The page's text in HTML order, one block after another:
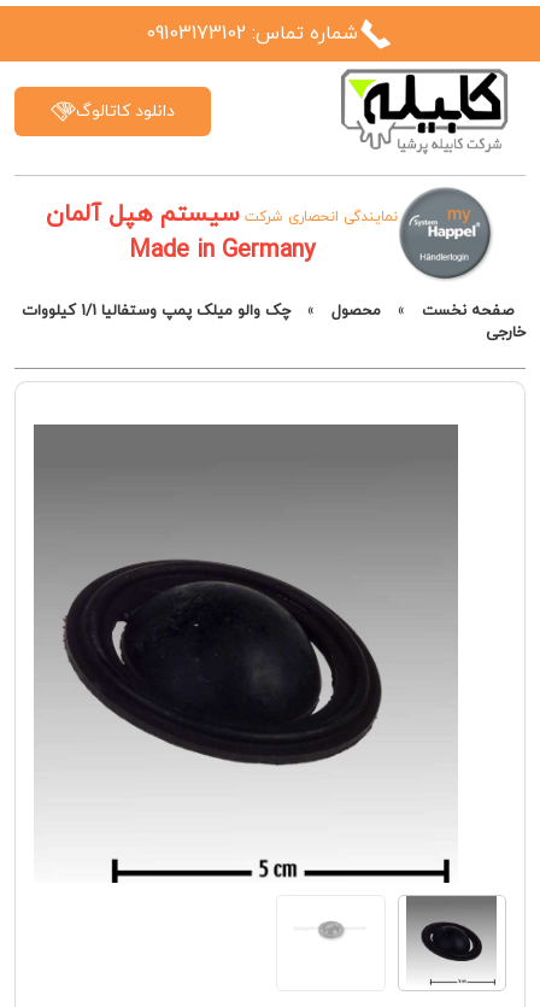
نمایندگی انحصاری شرکت سیستم هپل آلمان
Made in Germany
دانلود کاتالوگ
شماره تماس: 09103173102
صفحه نخست » محصول »
چک والو میلک پمپ وستفالیا 1/1 کیلووات
خارجی